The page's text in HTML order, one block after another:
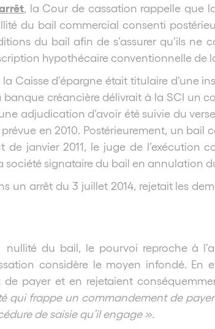
, la Cour de cassation rappelle que
du bail commercial consenti
du bail afin de s’assurer qu’ils
hypothécaire conventionnelle de
la Caisse d’épargne était titulaire
banque créancière délivrait à la SCI un
adjudication d’avoir été suivie du
en 2010. Postérieurement, un
de janvier 2011, le juge de
société signataire du bail en annulation
un arrêt du 3 juillet 2014, rejetait les
du bail, le pourvoi reproche à
considère le moyen infondé. En
payer et en rejetaient
qui frappe un commandement de
de saisie qu’il engage ».